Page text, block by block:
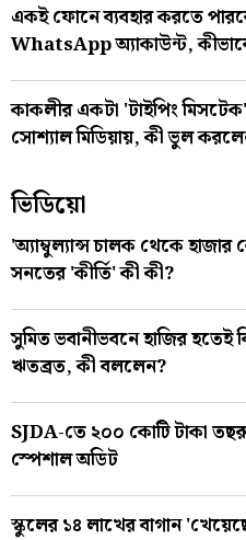
একই ফোনে ব্যবহার করতে
WhatsApp অ্যাকাউন্ট,
কাকলীর একটা 'টাইপিং
সোশ্যাল মিডিয়ায়, কী ভুল
ভিডিয়ো
'অ্যাম্বুল্যান্স চালক থেকে
সনতের 'কীর্তি' কী কী?
সুমিত ভবানীভবনে হাজির হতেই
ঋতব্রত, কী বললেন?
SJDA-তে ২০০ কোটি টাকা
স্পেশাল অডিট
স্কুলের ১৪ লাখের বাগান